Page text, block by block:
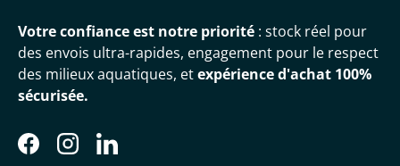
Votre confiance est notre priorité : stock réel pour
des envois ultra-rapides, engagement pour le respect
des milieux aquatiques, etexpérience d'achat 100%
sécurisée.
FacebookInstagramLinkedIn